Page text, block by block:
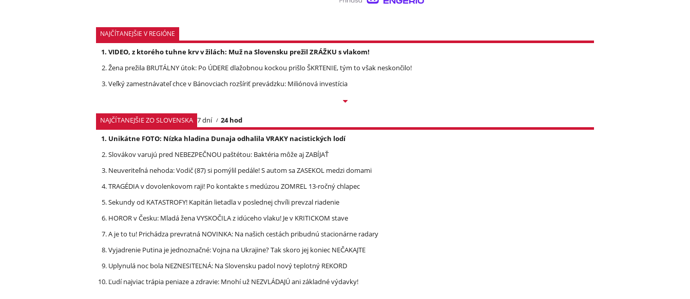
NAJČÍTANEJŠIE V REGIÓNE
VIDEO, z ktorého tuhne krv v žilách: Muž na Slovensku prežil ZRÁŽKU s vlakom!
Žena prežila BRUTÁLNY útok: Po ÚDERE dlažobnou kockou prišlo ŠKRTENIE, tým to však neskončilo!
Veľký zamestnávateľ chce v Bánovciach rozšíriť prevádzku: Miliónová investícia
NAJČÍTANEJŠIE ZO SLOVENSKA 7 dní
24 hod
Unikátne FOTO: Nízka hladina Dunaja odhalila VRAKY nacistických lodí
Slovákov varujú pred NEBEZPEČNOU paštétou: Baktéria môže aj ZABÍJAŤ
Neuveriteľná nehoda: Vodič (87) si pomýlil pedále! S autom sa ZASEKOL medzi domami
TRAGÉDIA v dovolenkovom raji! Po kontakte s medúzou ZOMREL 13-ročný chlapec
Sekundy od KATASTROFY! Kapitán lietadla v poslednej chvíli prevzal riadenie
HOROR v Česku: Mladá žena VYSKOČILA z idúceho vlaku! Je v KRITICKOM stave
A je to tu! Prichádza prevratná NOVINKA: Na našich cestách pribudnú stacionárne radary
Vyjadrenie Putina je jednoznačné: Vojna na Ukrajine? Tak skoro jej koniec NEČAKAJTE
Uplynulá noc bola NEZNESITEĽNÁ: Na Slovensku padol nový teplotný REKORD
Ľudí najviac trápia peniaze a zdravie: Mnohí už NEZVLÁDAJÚ ani základné výdavky!